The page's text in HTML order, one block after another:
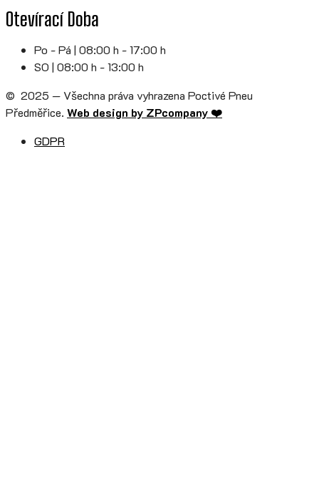
Otevírací Doba
Po - Pá | 08:00 h - 17:00 h
SO | 08:00 h - 13:00 h
© 2025 — Všechna práva vyhrazena Poctivé Pneu
Předměřice. Web design by ZPcompany ❤️
GDPR